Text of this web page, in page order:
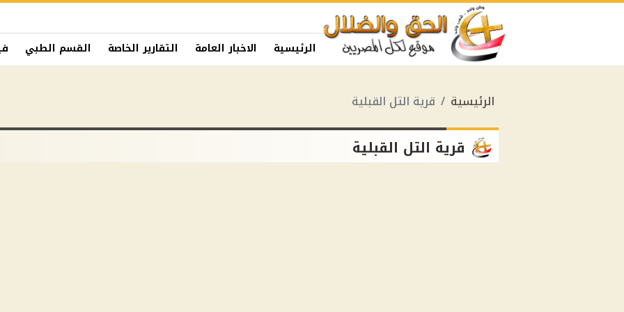
الرئيسية الاخبار العامة التقارير الخاصة القسم الطبي
الرئيسية قرية التل القبلية
قرية التل القبلية